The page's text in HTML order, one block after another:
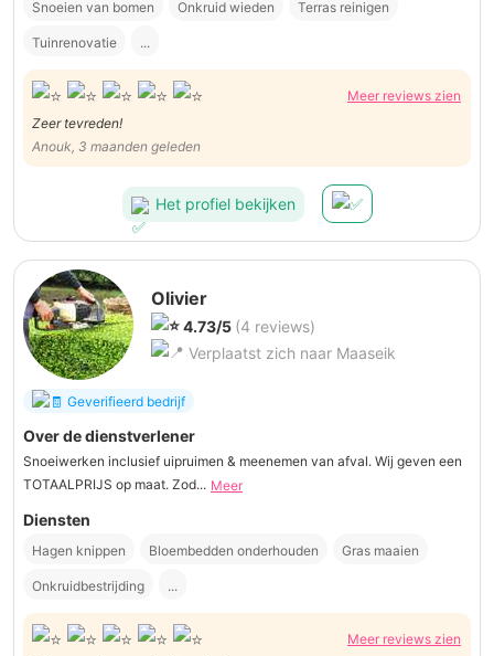
Snoeien van bomen Onkruid wieden Terras reinigen
Tuinrenovatie ...
Meer reviews zien
Zeer tevreden!
Anouk, 3 maanden geleden
Het profiel bekijken
Olivier
4.73/5 (4 reviews)
Verplaatst zich naar Maaseik
Geverifieerd bedrijf
Over de dienstverlener
Snoeiwerken inclusief uipruimen & meenemen van afval. Wij geven een
TOTAALPRIJS op maat. Zod... Meer
Diensten
Hagen knippen Bloembedden onderhouden Gras maaien
Onkruidbestrijding ...
Meer reviews zien